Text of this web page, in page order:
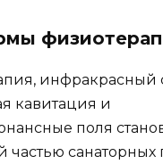
инфракрасный
кавитация и
поля
частью санаторных